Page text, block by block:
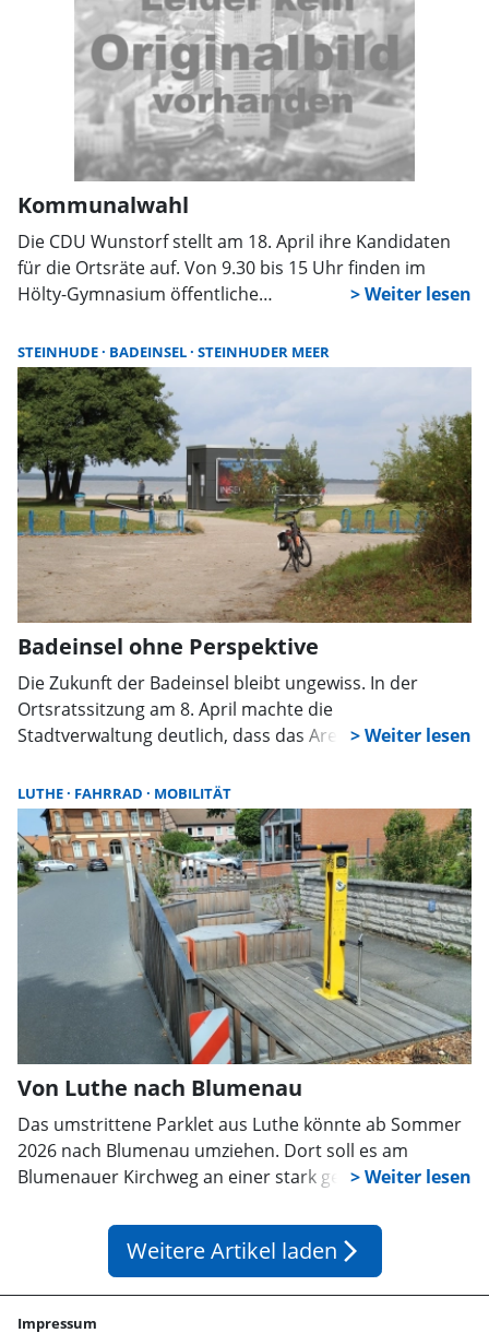
Kommunalwahl
Die CDU Wunstorf stellt am 18. April ihre Kandidaten
für die Ortsräte auf. Von 9.30 bis 15 Uhr finden im
Hölty-Gymnasium öffentliche
Fokus steht auch das Rennen um die Kernstadt.
STEINHUDE BADEINSEL STEINHUDER MEER
Badeinsel ohne Perspektive
Die Zukunft der Badeinsel bleibt ungewiss. In der
Ortsratssitzung am 8. April machte die
Stadtverwaltung deutlich, dass das Areal bis
Initiative für einen Calisthenics-Park stieß zunächst auf
Ablehnung. Der Ortsrat übte deutliche Kritik.
LUTHE FAHRRAD MOBILITÄT
Von Luthe nach Blumenau
Das umstrittene Parklet aus Luthe könnte ab Sommer
2026 nach Blumenau umziehen. Dort soll es am
Blumenauer Kirchweg an einer stark genutzten
hier mehr Akzeptanz für das bislang ungeliebte
Stadtmöbel und einen Mehrwert für Radfahrer.
Weitere Artikel laden arrow_forward_ios
Impressum